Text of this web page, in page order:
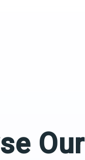
Our